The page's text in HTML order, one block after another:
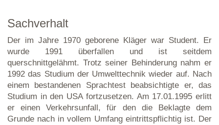
Sachverhalt
Der im Jahre 1970 geborene Kläger war Student. Er
wurde 1991 überfallen und ist seitdem
querschnittgelähmt. Trotz seiner Behinderung nahm er
1992 das Studium der Umwelttechnik wieder auf. Nach
einem bestandenen Sprachtest beabsichtigte er, das
Studium in den USA fortzusetzen. Am 17.01.1995 erlitt
er einen Verkehrsunfall, für den die Beklagte dem
Grunde nach in vollem Umfang eintrittspflichtig ist. Der